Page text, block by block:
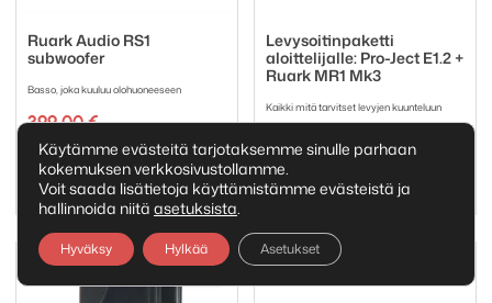
Ruark Audio RS1
subwoofer
Basso, joka kuuluu olohuoneeseen
399,00€
Tuotemerkki:
Ruark Audio
Levysoitinpaketti
aloittelijalle: Pro-Ject E1.2 +
Ruark MR1 Mk3
Kaikki mitä tarvitset levyjen kuunteluun
868,00
hinta
868,00 €.
827,00 €
Nykyinen
hinta
827,00 €.
Tuotemerkki:
Pro-Ject
ALE!
Käytämme evästeitä tarjotaksemme sinulle parhaan
kokemuksen verkkosivustollamme.
Voit saada lisätietoja käyttämistämme evästeistä ja
hallinnoida niitä asetuksista.
Hyväksy Hylkää Asetukset